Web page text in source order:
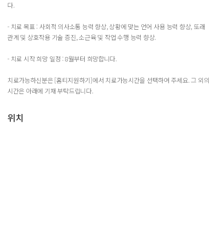
다.
- 치료 목표 : 사회적 의사소통 능력 향상, 상황에 맞는 언어 사용 능력 향상, 또래
관계 및 상호작용 기술 증진, 소근육 및 작업 수행 능력 향상.
- 치료 시작 희망 일정 : 8월부터 희망합니다.
치료가능하신분은 [홈티지원하기]에서 치료가능시간을 선택하여 주세요. 그 외의
시간은 아래에 기재 부탁드립니다.
위치